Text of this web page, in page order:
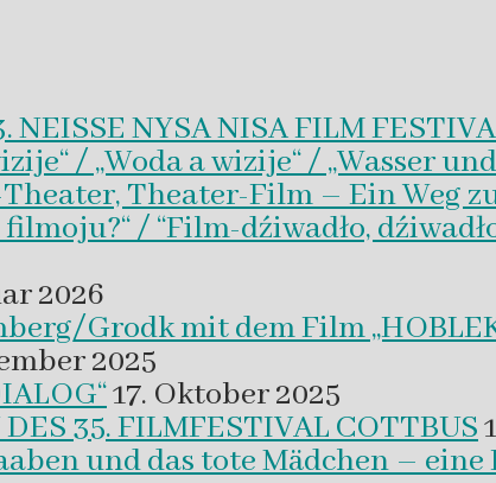
NYSA NISA FILM
/ „Woda a wizije“ / „Wasser
Theater-Film – Ein Weg
/ “Film-dźiwadło,
2026
Grodk mit dem Film
2025
17. Oktober 2025
35. FILMFESTIVAL COTTBUS
und das tote Mädchen –